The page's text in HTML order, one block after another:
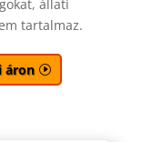
állati
tartalmaz.
áron